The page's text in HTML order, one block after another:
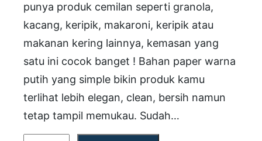
punya produk cemilan seperti granola,
kacang, keripik, makaroni, keripik atau
makanan kering lainnya, kemasan yang
satu ini cocok banget ! Bahan paper warna
putih yang simple bikin produk kamu
terlihat lebih elegan, clean, bersih namun
tetap tampil memukau. Sudah…